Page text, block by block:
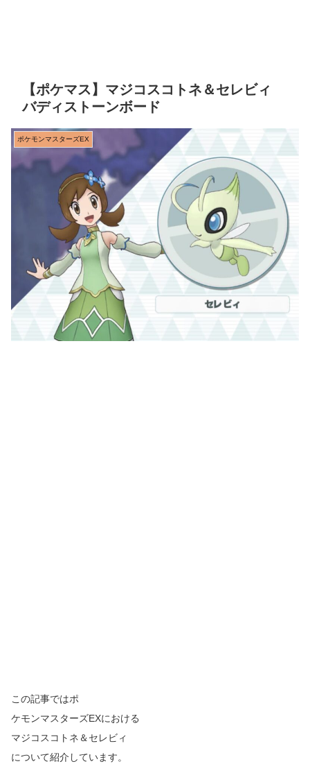
【ポケマス】マジコスコトネ＆セレビィ
バディストーンボード
ポケモンマスターズEX
この記事ではポ
ケモンマスターズEXにおける
マジコスコトネ＆セレビィ
について紹介しています。